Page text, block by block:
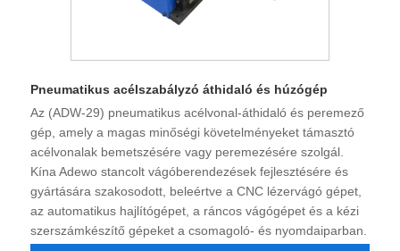
Pneumatikus acélszabályzó áthidaló és húzógép
Az (ADW-29) pneumatikus acélvonal-áthidaló és peremező
gép, amely a magas minőségi követelményeket támasztó
acélvonalak bemetszésére vagy peremezésére szolgál.
Kína Adewo stancolt vágóberendezések fejlesztésére és
gyártására szakosodott, beleértve a CNC lézervágó gépet,
az automatikus hajlítógépet, a ráncos vágógépet és a kézi
szerszámkészítő gépeket a csomagoló- és nyomdaiparban.